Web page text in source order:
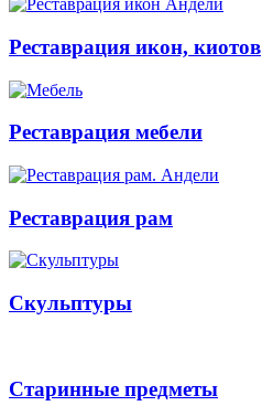
Реставрация икон, киотов
Реставрация мебели
Реставрация рам
Скульптуры
Старинные предметы